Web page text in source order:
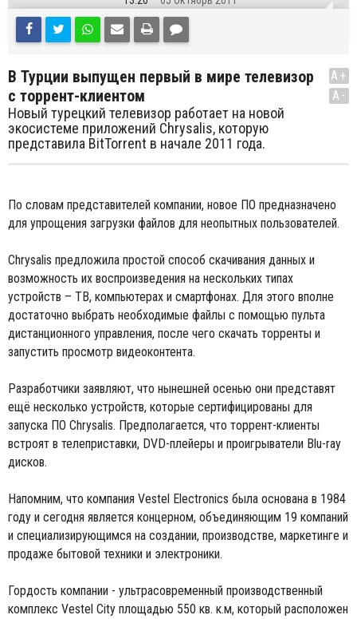
В Турции выпущен первый в мире телевизор
с торрент-клиентом
Новый турецкий телевизор работает на новой
экосистеме приложений Chrysalis, которую
представила BitTorrent в начале 2011 года.
A+
A-
По словам представителей компании, новое ПО предназначено
для упрощения загрузки файлов для неопытных пользователей.
Chrysalis предложила простой способ скачивания данных и
возможность их воспроизведения на нескольких типах
устройств – ТВ, компьютерах и смартфонах. Для этого вполне
достаточно выбрать необходимые файлы с помощью пульта
дистанционного управления, после чего скачать торренты и
запустить просмотр видеоконтента.
Разработчики заявляют, что нынешней осенью они представят
ещё несколько устройств, которые сертифицированы для
запуска ПО Chrysalis. Предполагается, что торрент-клиенты
встроят в телеприставки, DVD-плейеры и проигрыватели Blu-ray
дисков.
Напомним, что компания Vestel Electronics была основана в 1984
году и сегодня является концерном, объединяющим 19 компаний
и специализирующимся на создании, производстве, маркетинге и
продаже бытовой техники и электроники.
Гордость компании - ультрасовременный производственный
комплекс Vestel City площадью 550 кв. к.м, который расположен